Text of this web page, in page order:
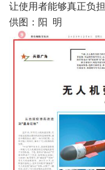
让使用者能够真正负担
供图：阳 明